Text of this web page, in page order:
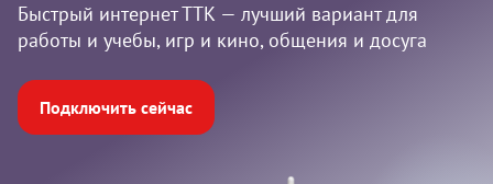
Быстрый интернет ТТК — лучший вариант для
работы и учебы, игр и кино, общения и досуга
Подключить сейчас